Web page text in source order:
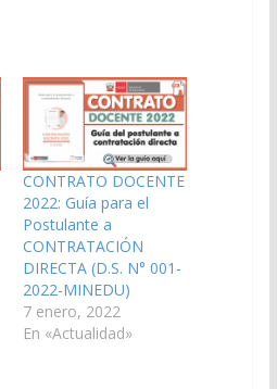
CONTRATO DOCENTE
2022: Guía para el
Postulante a
CONTRATACIÓN
DIRECTA (D.S. N° 001-
2022-MINEDU)
7 enero, 2022
En «Actualidad»